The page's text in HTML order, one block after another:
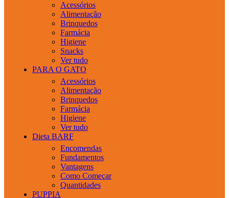
Acessórios
Alimentação
Brinquedos
Farmácia
Higiene
Snacks
Ver tudo
PARA O GATO
Acessórios
Alimentação
Brinquedos
Farmácia
Higiene
Ver tudo
Dieta BARF
Encomendas
Fundamentos
Vantagens
Como Começar
Quantidades
PUPPIA